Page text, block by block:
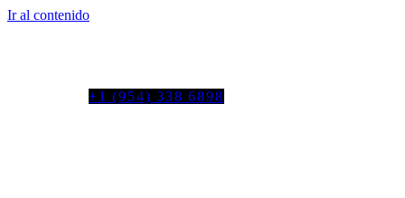
Ir al contenido
+1 (954) 338 6898